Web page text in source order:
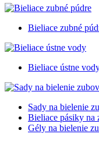
Bieliace zubné
Bieliace ústne
Sady na bielenie
Bieliace pásiky na
Gély na bielenie